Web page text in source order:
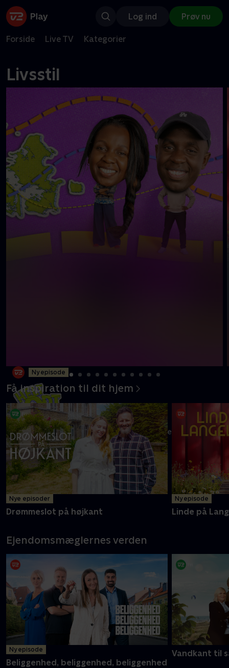
Log ind Prøv nu
Forside Live TV Kategorier
Livsstil
Ny episode
Melvin og mor Carolyne er klar med endnu flere oplevelser i
det ganske land
Mere info
Få inspiration til dit hjem
Nye episoder
Drømmeslot på højkant
Ny episode
Linde på
Ejendomsmæglernes verden
Ny episode
Beliggenhed, beliggenhed, beliggenhed
Vandkant til